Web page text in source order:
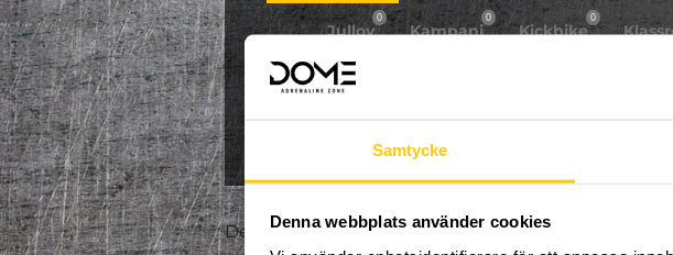
Samtycke
Denna webbplats använder cookies
Jullov
0
Kampanj
0
Kickbike
0
NPF-Träning
Det finns tyvärr inte några aktiviteter ännu,